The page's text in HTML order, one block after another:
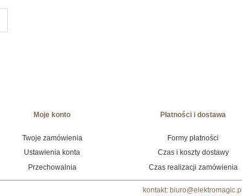
Moje konto
Twoje zamówienia
Ustawienia konta
Przechowalnia
Płatności i dostawa
Formy płatności
Czas i koszty dostawy
Czas realizacji zamówienia
kontakt: biuro@elektromagic.pl